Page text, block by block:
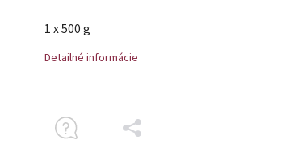
1 x 500 g
Detailné informácie